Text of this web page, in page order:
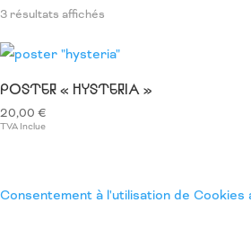
3 résultats affichés
plus
POSTER « HYSTERIA »
20,00 €
TVA Inclue
Consentement à l'utilisation de Cookies